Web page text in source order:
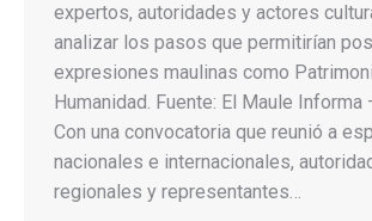
expertos, autoridades y actores
analizar los pasos que permitirían
expresiones maulinas como
Humanidad. Fuente: El Maule Informa
Con una convocatoria que reunió a
nacionales e internacionales,
regionales y representantes…